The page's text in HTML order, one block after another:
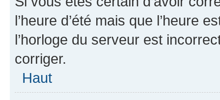
l’heure d’été mais que l’heure
l’horloge du serveur est
corriger.
Haut